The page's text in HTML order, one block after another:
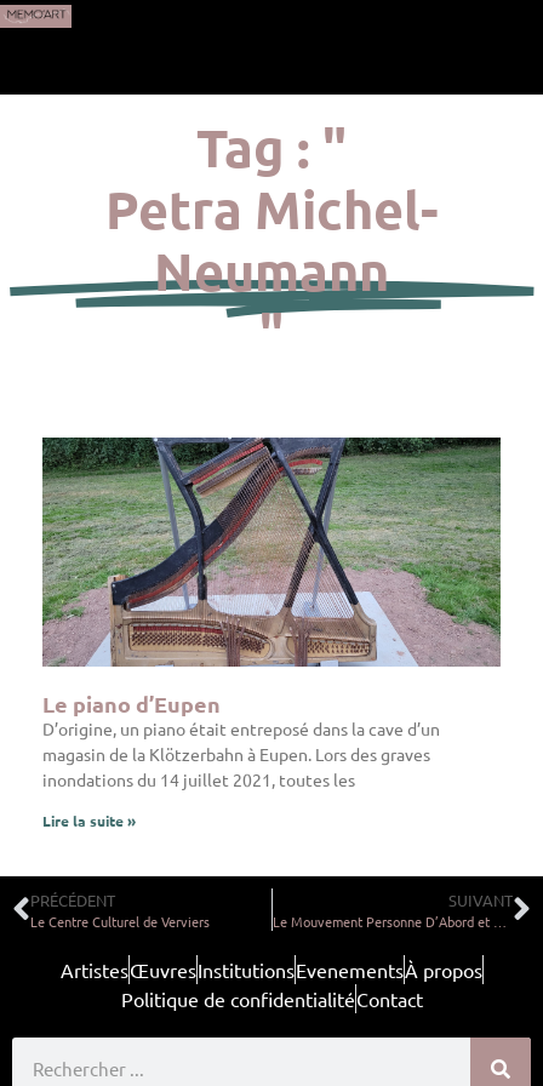
Tag : "
Petra Michel-
Neumann
"
Le piano d’Eupen
D’origine, un piano était entreposé dans la cave d’un
magasin de la Klötzerbahn à Eupen. Lors des graves
inondations du 14 juillet 2021, toutes les
Lire la suite »
PRÉCÉDENT
Le Centre Culturel de Verviers
SUIVANT
ArtistesŒuvresInstitutionsEvenementsÀ propos
Politique de confidentialitéContact